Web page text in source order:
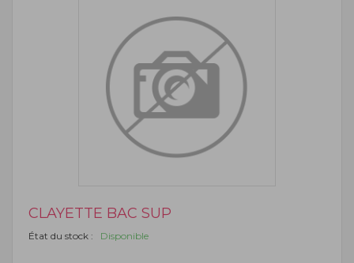
CLAYETTE BAC SUP
État du stock : Disponible